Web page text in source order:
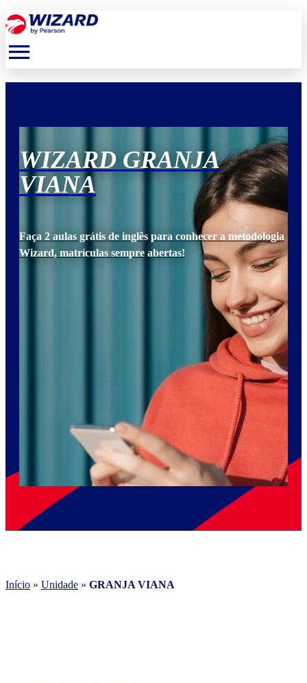
menu
WIZARD GRANJA
VIANA
Faça 2 aulas grátis de inglês para conhecer a metodologia
Wizard, matrículas sempre abertas!
Início » Unidade » GRANJA VIANA